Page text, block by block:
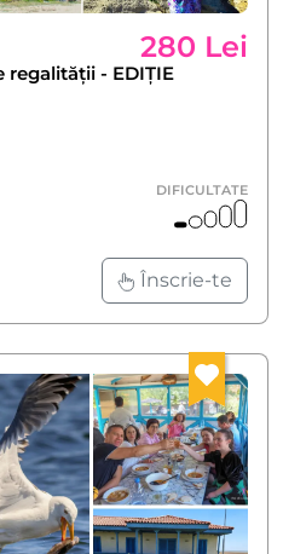
280 Lei
regalității - EDIȚIE
DIFICULTATE
Înscrie-te